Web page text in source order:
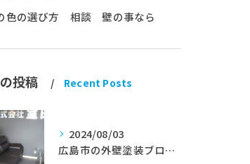
色の選び方 相談 壁の事なら
投稿 Recent Posts
2024/08/03
広島市の外壁塗装ブログ★室田工業★塗替えマスターズ★外壁リフォーム